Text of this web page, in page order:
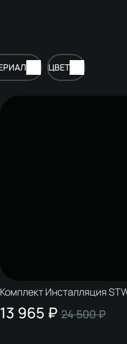
ЦВЕТ
Комплект Инсталляция
+ Кнопка 230823 цвет
13 965 ₽ 24 500 ₽